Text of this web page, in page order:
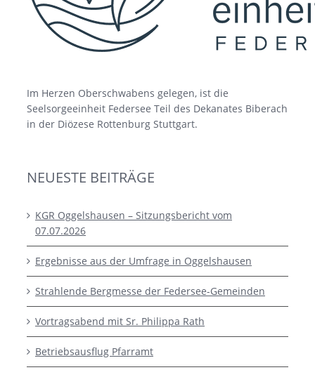
Im Herzen Oberschwabens gelegen, ist die
Seelsorgeeinheit Federsee Teil des Dekanates Biberach
in der Diözese Rottenburg Stuttgart.
NEUESTE BEITRÄGE
KGR Oggelshausen – Sitzungsbericht vom
07.07.2026
Ergebnisse aus der Umfrage in Oggelshausen
Strahlende Bergmesse der Federsee-Gemeinden
Vortragsabend mit Sr. Philippa Rath
Betriebsausflug Pfarramt